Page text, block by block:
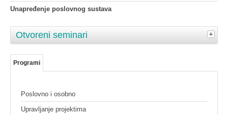
Unapređenje poslovnog sustava
Otvoreni seminari
Programi
Poslovno i osobno
Upravljanje projektima